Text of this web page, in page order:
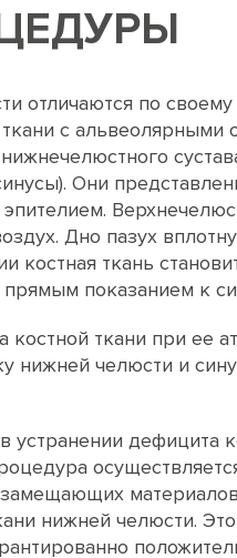
отличаются по
с
Они
Дно пазух
костная ткань
показанием к
ткани при ее
нижней челюсти и
устранении дефицита
нижней челюсти.